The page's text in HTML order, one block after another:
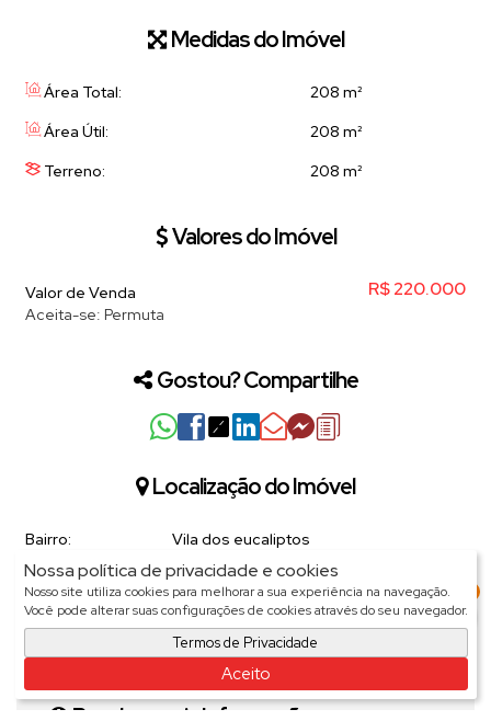
Nossa política de privacidade e cookies
Nosso site utiliza cookies para melhorar a sua experiência na navegação.
Você pode alterar suas configurações de cookies através do seu navegador.
Termos de Privacidade
Aceito
Medidas do Imóvel
Área Total:
208 m²
Área Útil:
208 m²
Terreno:
208 m²
Valores do Imóvel
R$220.000
Valor de Venda
Aceita-se: Permuta
Gostou? Compartilhe
Localização do Imóvel
Bairro:
Vila dos eucaliptos
Cidade:
Salto
Estado:
São Paulo, Brasil